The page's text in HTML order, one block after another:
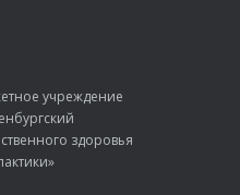
учреждение
здоровья